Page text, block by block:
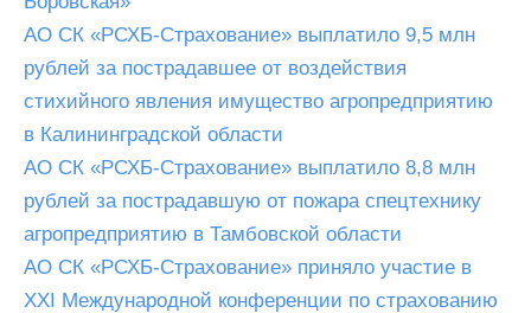
АО СК «РСХБ-Страхование» выплатило 9,5 млн
рублей за пострадавшее от воздействия
стихийного явления имущество агропредприятию
в Калининградской области
АО СК «РСХБ-Страхование» выплатило 8,8 млн
рублей за пострадавшую от пожара спецтехнику
агропредприятию в Тамбовской области
АО СК «РСХБ-Страхование» приняло участие в
XXI Международной конференции по страхованию